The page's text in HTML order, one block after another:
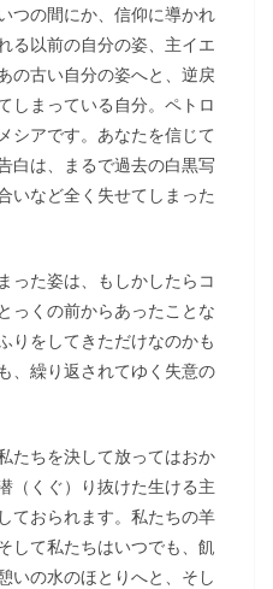
つの間にか、信仰に導かれ
る以前の自分の姿、主イエ
の古い自分の姿へと、逆戻
しまっている自分。ペトロ
シアです。あなたを信じて
白は、まるで過去の白黒写
いなど全く失せてしまった
った姿は、もしかしたらコ
っくの前からあったことな
りをしてきただけなのかも
、繰り返されてゆく失意の
たちを決して放ってはおか
（くぐ）り抜けた生ける主
ておられます。私たちの羊
して私たちはいつでも、飢
いの水のほとりへと、そし